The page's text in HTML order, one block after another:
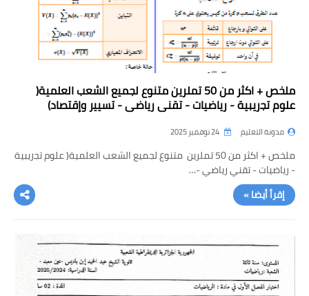
ملخص + اكثر من 50 تملرين متنوع لجميع الشعب العلمية(
ﻋﻠﻮم ﺗﺠريبية - رياﺿﻴﺎت - تقني رياضي - تسيير وإقتصاد)
مدونة التعليم
ملخص + اكثر من 50 تملرين متنوع لجميع الشعب العلمية( ﻋﻠﻮم ﺗﺠريبية
- رياﺿﻴﺎت - تقني رياضي -…
إقرأ أيضا »